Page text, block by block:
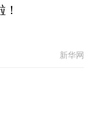
新华网